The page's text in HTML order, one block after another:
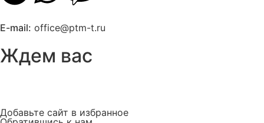
E-mail: office@ptm-t.ru
Ждем вас
Добавьте сайт в избранное